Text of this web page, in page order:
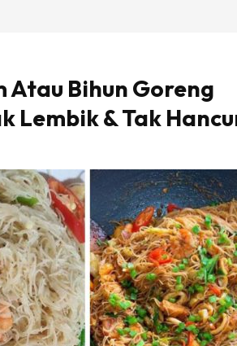
Atau Bihun Goreng
Lembik & Tak